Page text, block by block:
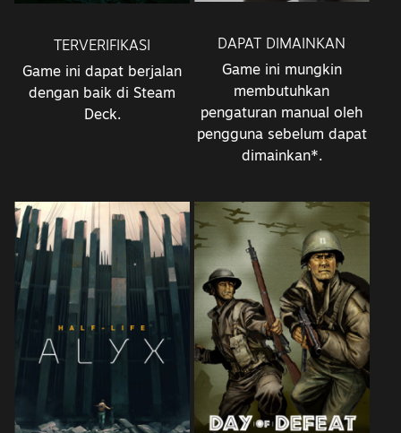
TERVERIFIKASI
Game ini dapat berjalan
dengan baik di Steam
Deck.
DAPAT DIMAINKAN
Game ini mungkin
membutuhkan
pengaturan manual oleh
pengguna sebelum dapat
dimainkan*.